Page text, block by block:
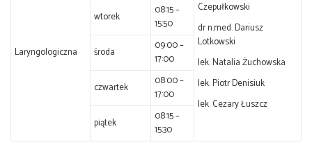
Laryngologiczna
Czepułkowski
dr n.med. Dariusz
Lotkowski
lek. Natalia Żuchowska
lek. Piotr Denisiuk
lek. Cezary Łuszcz
wtorek
08:15 –
15:50
środa
09:00 –
17:00
czwartek
08:00 –
17:00
piątek
08:15 –
15:30